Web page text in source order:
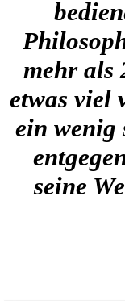
mehr als
etwas viel
ein wenig
seine